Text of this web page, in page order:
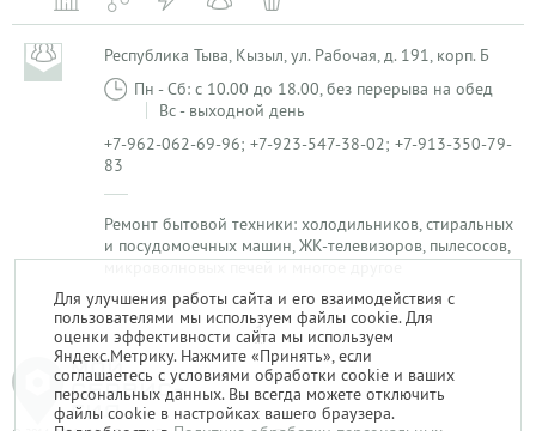
Республика Тыва, Кызыл, ул. Рабочая, д. 191, корп. Б
Пн - Сб: с 10.00 до 18.00, без перерыва на обед
Вс - выходной день
+7-962-062-69-96; +7-923-547-38-02; +7-913-350-79-
83
Ремонт бытовой техники: холодильников, стиральных
и посудомоечных машин, ЖК-телевизоров, пылесосов,
микроволновых печей и многое другое
1
Для улучшения работы сайта и его взаимодействия с
пользователями мы используем файлы cookie. Для
оценки эффективности сайта мы используем
Яндекс.Метрику. Нажмите «Принять», если
соглашаетесь с условиями обработки cookie и ваших
персональных данных. Вы всегда можете отключить
файлы cookie в настройках вашего браузера.